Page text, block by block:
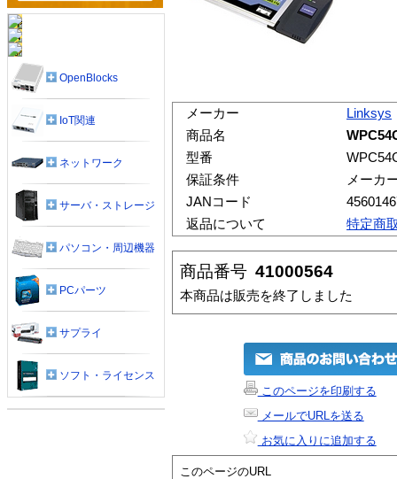
メーカー
Linksys
商品名
型番
保証条件
メーカ
JANコード
返品について
特定商
商品番号 41000564
本商品は販売を終了しました
このページを印刷する
メールでURLを送る
お気に入りに追加する
このページのURL
OpenBlocks
IoT関連
ネットワーク
サーバ・ストレージ
パソコン・周辺機器
PCパーツ
サプライ
ソフト・ライセンス